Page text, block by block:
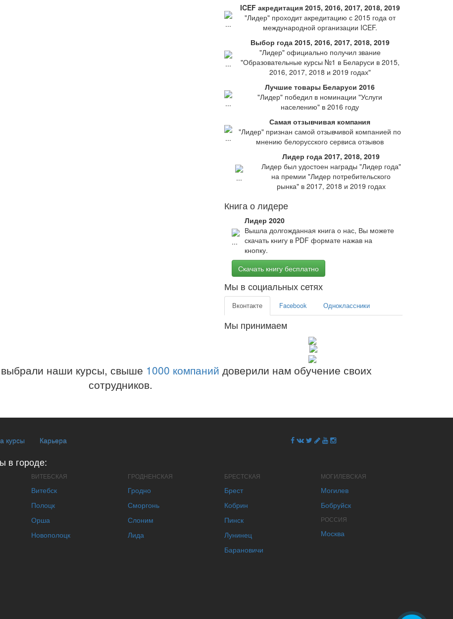
ICEF акредитация 2015, 2016, 2017, 2018, 2019
"Лидер" проходит акредитацию с 2015 года от
международной организации ICEF.
Выбор года 2015, 2016, 2017, 2018, 2019
"Лидер" официально получил звание
"Образовательные курсы №1 в Беларуси в 2015,
2016, 2017, 2018 и 2019 годах"
Лучшие товары Беларуси 2016
"Лидер" победил в номинации "Услуги
населению" в 2016 году
Самая отзывчивая компания
"Лидер" признан самой отзывчивой компанией по
мнению белорусского сервиса отзывов
Лидер года 2017, 2018, 2019
Лидер был удостоен награды "Лидер года"
на премии "Лидер потребительского
рынка" в 2017, 2018 и 2019 годах
Книга о лидере
Лидер 2020
Вышла долгожданная книга о нас, Вы можете
скачать книгу в PDF формате нажав на
кнопку.
Скачать книгу бесплатно
Мы в социальных сетях
Вконтакте Facebook Одноклассники
Мы принимаем
выбрали наши курсы, свыше 1000 компаний доверили нам обучение своих
сотрудников.
курсы Карьера
в городе:
ВИТЕБСКАЯ
Витебск
Полоцк
Орша
Новополоцк
ГРОДНЕНСКАЯ
Гродно
Сморгонь
Слоним
Лида
БРЕСТСКАЯ
Брест
Кобрин
Пинск
Лунинец
Барановичи
МОГИЛЕВСКАЯ
Могилев
Бобруйск
РОССИЯ
Москва